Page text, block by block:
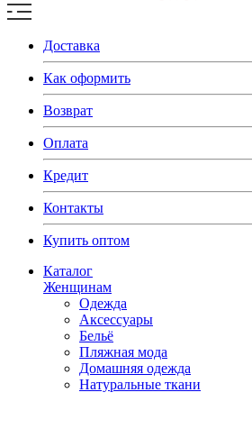
Доставка
Как оформить
Возврат
Оплата
Кредит
Контакты
Купить оптом
Каталог
Женщинам
Одежда
Аксессуары
Бельё
Пляжная мода
Домашняя одежда
Натуральные ткани